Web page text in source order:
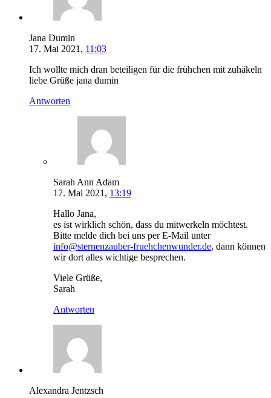
Jana Dumin
17. Mai 2021, 11:03
Ich wollte mich dran beteiligen für die frühchen mit zuhäkeln
liebe Grüße jana dumin
Antworten
Sarah Ann Adam
17. Mai 2021, 13:19
Hallo Jana,
es ist wirklich schön, dass du mitwerkeln möchtest.
Bitte melde dich bei uns per E-Mail unter
info@sternenzauber-fruehchenwunder.de, dann können
wir dort alles wichtige besprechen.
Viele Grüße,
Sarah
Antworten
Alexandra Jentzsch